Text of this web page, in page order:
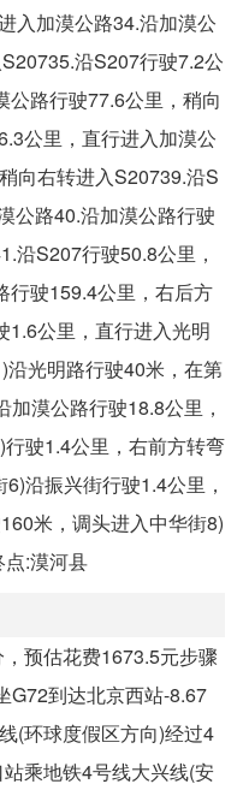
入加漠公路34.沿加漠公
沿S207行驶7.2公
公路行驶77.6公里，稍向
公里，直行进入加漠公
向右转进入S20739.沿S
公路40.沿加漠公路行驶
沿S207行驶50.8公里，
行驶159.4公里，右后方
1.6公里，直行进入光明
光明路行驶40米，在第
漠公路行驶18.8公里，
驶1.4公里，右前方转弯
沿振兴街行驶1.4公里，
米，调头进入中华街8)
:漠河县
预估花费1673.5元步骤
G72到达北京西站-8.67
(环球度假区方向)经过4
乘地铁4号线大兴线(安